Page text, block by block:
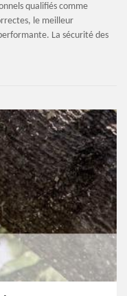
qualifiés comme
le meilleur
La sécurité des